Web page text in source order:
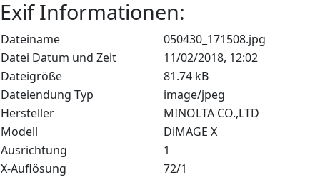
Exif Informationen:
Dateiname
050430_171508.jpg
Datei Datum und Zeit
11/02/2018, 12:02
Dateigröße
81.74 kB
Dateiendung Typ
image/jpeg
Hersteller
MINOLTA CO.,LTD
Modell
DiMAGE X
Ausrichtung
1
X-Auflösung
72/1